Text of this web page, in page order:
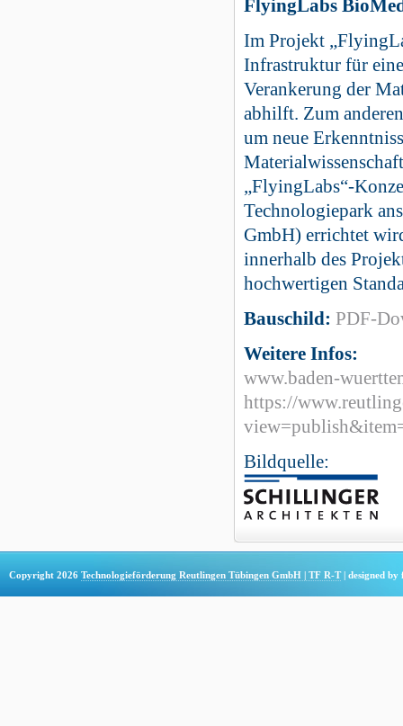
FlyingLabs
Im Projekt
Infrastruktur für
Verankerung der
abhilft. Zum
um neue
„FlyingLabs“-
Technologiepark
GmbH) errichtet
innerhalb des
hochwertigen
Bauschild: PDF-
Weitere Infos:
www.baden-
https://
Bildquelle:
Copyright 2026 Technologieförderung Reutlingen Tübingen GmbH | TF R-T| designed by